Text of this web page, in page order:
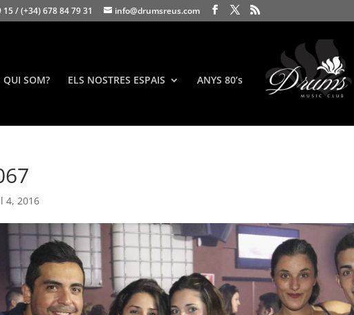
15 / (+34) 678 84 79 31 info@drumsreus.com
QUI SOM? ELS NOSTRES ESPAIS ANYS 80’s
4, 2016